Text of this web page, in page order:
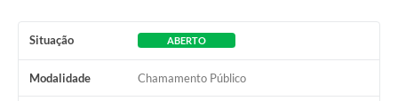
Situação ABERTO
Modalidade Chamamento Público